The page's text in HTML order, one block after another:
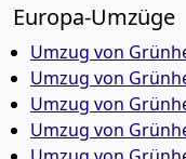
Europa-Umzüge
Umzug von
Umzug von
Umzug von
Umzug von